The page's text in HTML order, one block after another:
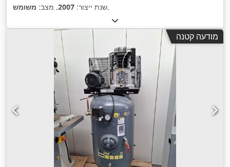
שנת ייצור: 2007, מצב: משומש ,
מודעה קטנה